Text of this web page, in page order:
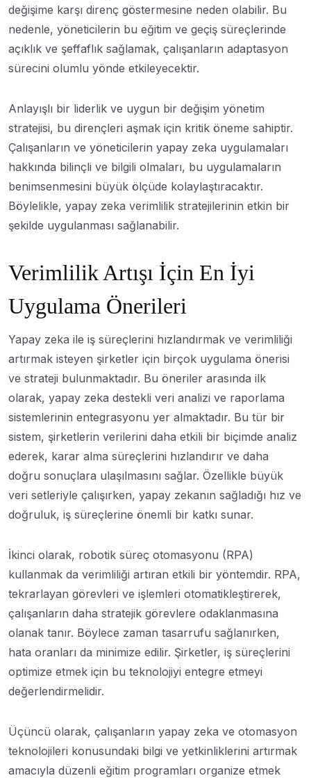
değişime karşı direnç göstermesine neden olabilir. Bu
nedenle, yöneticilerin bu eğitim ve geçiş süreçlerinde
açıklık ve şeffaflık sağlamak, çalışanların adaptasyon
sürecini olumlu yönde etkileyecektir.
Anlayışlı bir liderlik ve uygun bir değişim yönetim
stratejisi, bu dirençleri aşmak için kritik öneme sahiptir.
Çalışanların ve yöneticilerin yapay zeka uygulamaları
hakkında bilinçli ve bilgili olmaları, bu uygulamaların
benimsenmesini büyük ölçüde kolaylaştıracaktır.
Böylelikle, yapay zeka verimlilik stratejilerinin etkin bir
şekilde uygulanması sağlanabilir.
Verimlilik Artışı İçin En İyi
Uygulama Önerileri
Yapay zeka ile iş süreçlerini hızlandırmak ve verimliliği
artırmak isteyen şirketler için birçok uygulama önerisi
ve strateji bulunmaktadır. Bu öneriler arasında ilk
olarak, yapay zeka destekli veri analizi ve raporlama
sistemlerinin entegrasyonu yer almaktadır. Bu tür bir
sistem, şirketlerin verilerini daha etkili bir biçimde analiz
ederek, karar alma süreçlerini hızlandırır ve daha
doğru sonuçlara ulaşılmasını sağlar. Özellikle büyük
veri setleriyle çalışırken, yapay zekanın sağladığı hız ve
doğruluk, iş süreçlerine önemli bir katkı sunar.
İkinci olarak, robotik süreç otomasyonu (RPA)
kullanmak da verimliliği artıran etkili bir yöntemdir. RPA,
tekrarlayan görevleri ve işlemleri otomatikleştirerek,
çalışanların daha stratejik görevlere odaklanmasına
olanak tanır. Böylece zaman tasarrufu sağlanırken,
hata oranları da minimize edilir. Şirketler, iş süreçlerini
optimize etmek için bu teknolojiyi entegre etmeyi
değerlendirmelidir.
Üçüncü olarak, çalışanların yapay zeka ve otomasyon
teknolojileri konusundaki bilgi ve yetkinliklerini artırmak
amacıyla düzenli eğitim programları organize etmek